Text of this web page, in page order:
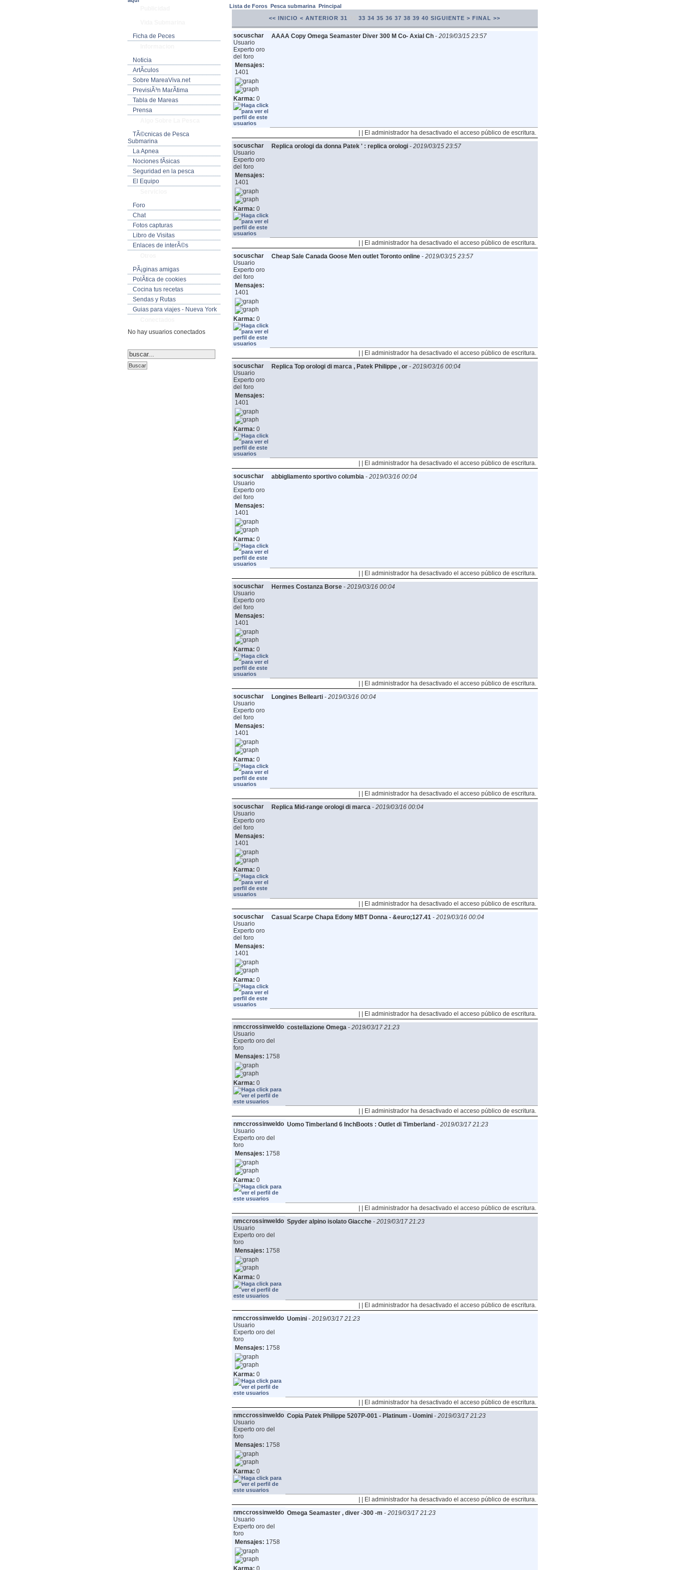
Ficha de Peces
Noticia
ArtÃ­culos
Sobre MareaViva.net
PrevisiÃ³n MarÃ­tima
Tabla de Mareas
Prensa
TÃ©cnicas de Pesca
Submarina
La Apnea
Nociones fÃ­sicas
Seguridad en la pesca
El Equipo
Foro
Chat
Fotos capturas
Libro de Visitas
Enlaces de interÃ©s
PÃ¡ginas amigas
PolÃ­tica de cookies
Cocina tus recetas
Sendas y Rutas
Guias para viajes - Nueva York
No hay usuarios conectados
Lista de Foros Pesca submarina Principal
<< INICIO < ANTERIOR 31 33 34 35 36 37 38 39 40 SIGUIENTE > FINAL >>
socuschar
Usuario
Experto oro
del foro
Mensajes:
1401
Karma: 0
AAAA Copy Omega Seamaster Diver 300 M Co- Axial Ch- 2019/03/15 23:57
| | El administrador ha desactivado el acceso público de escritura.
socuschar
Usuario
Experto oro
del foro
Mensajes:
1401
Karma: 0
Replica orologi da donna Patek ' : replica orologi- 2019/03/15 23:57
| | El administrador ha desactivado el acceso público de escritura.
socuschar
Usuario
Experto oro
del foro
Mensajes:
1401
Karma: 0
Cheap Sale Canada Goose Men outlet Toronto online- 2019/03/15 23:57
| | El administrador ha desactivado el acceso público de escritura.
socuschar
Usuario
Experto oro
del foro
Mensajes:
1401
Karma: 0
Replica Top orologi di marca , Patek Philippe , or- 2019/03/16 00:04
| | El administrador ha desactivado el acceso público de escritura.
socuschar
Usuario
Experto oro
del foro
Mensajes:
1401
Karma: 0
abbigliamento sportivo columbia- 2019/03/16 00:04
| | El administrador ha desactivado el acceso público de escritura.
socuschar
Usuario
Experto oro
del foro
Mensajes:
1401
Karma: 0
Hermes Costanza Borse- 2019/03/16 00:04
| | El administrador ha desactivado el acceso público de escritura.
socuschar
Usuario
Experto oro
del foro
Mensajes:
1401
Karma: 0
Longines Bellearti- 2019/03/16 00:04
| | El administrador ha desactivado el acceso público de escritura.
socuschar
Usuario
Experto oro
del foro
Mensajes:
1401
Karma: 0
Replica Mid-range orologi di marca- 2019/03/16 00:04
| | El administrador ha desactivado el acceso público de escritura.
socuschar
Usuario
Experto oro
del foro
Mensajes:
1401
Karma: 0
Casual Scarpe Chapa Edony MBT Donna - &euro;127.41- 2019/03/16 00:04
| | El administrador ha desactivado el acceso público de escritura.
nmccrossinweldo
Usuario
Experto oro del
foro
Mensajes: 1758
Karma: 0
costellazione Omega- 2019/03/17 21:23
| | El administrador ha desactivado el acceso público de escritura.
nmccrossinweldo
Usuario
Experto oro del
foro
Mensajes: 1758
Karma: 0
Uomo Timberland 6 InchBoots : Outlet di Timberland - 2019/03/17 21:23
| | El administrador ha desactivado el acceso público de escritura.
nmccrossinweldo
Usuario
Experto oro del
foro
Mensajes: 1758
Karma: 0
Spyder alpino isolato Giacche- 2019/03/17 21:23
| | El administrador ha desactivado el acceso público de escritura.
nmccrossinweldo
Usuario
Experto oro del
foro
Mensajes: 1758
Karma: 0
Uomini- 2019/03/17 21:23
| | El administrador ha desactivado el acceso público de escritura.
nmccrossinweldo
Usuario
Experto oro del
foro
Mensajes: 1758
Karma: 0
Copia Patek Philippe 5207P-001 - Platinum - Uomini- 2019/03/17 21:23
| | El administrador ha desactivado el acceso público de escritura.
nmccrossinweldo
Usuario
Experto oro del
foro
Mensajes: 1758
Karma: 0
Omega Seamaster , diver -300 -m - 2019/03/17 21:23